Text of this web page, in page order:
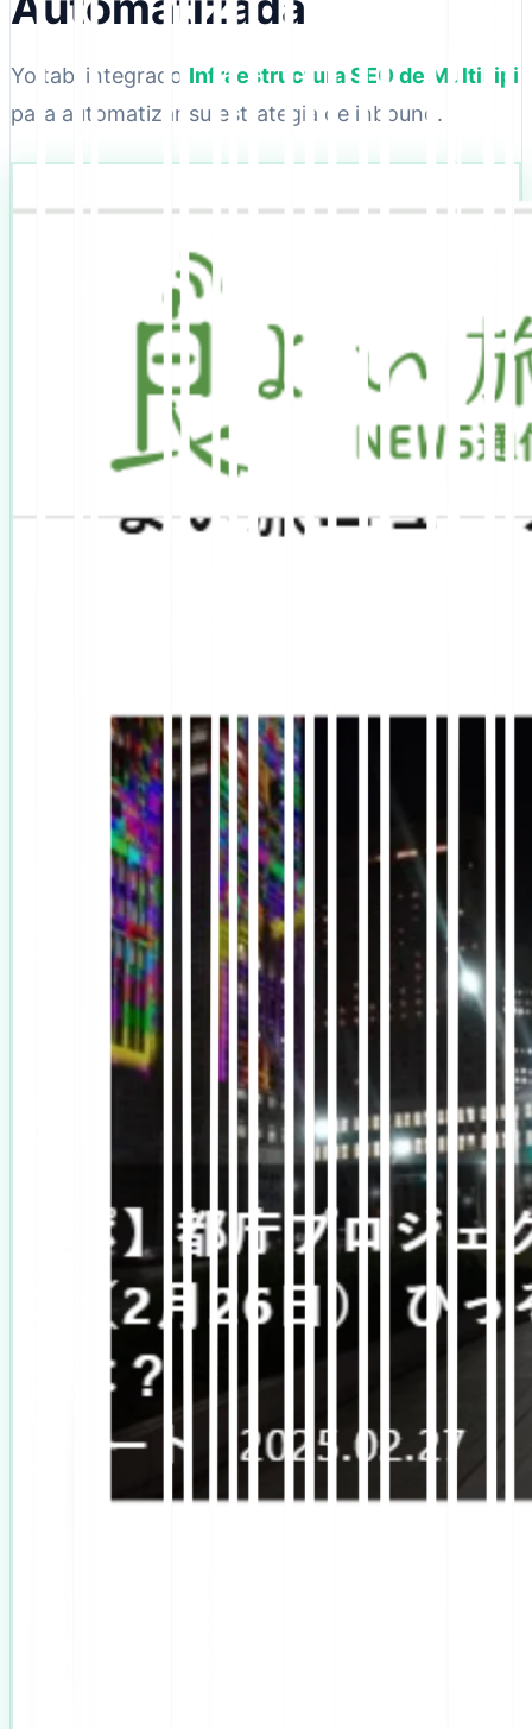
Yoitabi integrado Infraestructura SEO de MultiLipi
para automatizar su estrategia de inbound.